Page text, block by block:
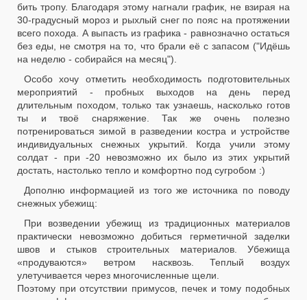
бить тропу. Благодаря этому нагнали график, не взирая на
30-градусный мороз и рыхлый снег по пояс на протяжении
всего похода. А выпасть из графика - равнозначно остаться
без еды, не смотря на то, что брали её с запасом ("Идёшь
на неделю - собирайся на месяц").
Особо хочу отметить необходимость подготовительных
мероприятий - пробных выходов на день перед
длительным походом, только так узнаешь, насколько готов
ты и твоё снаряжение. Так же очень полезно
потренироваться зимой в разведении костра и устройстве
индивидуальных снежных укрытий. Когда учили этому
солдат - при -20 невозможно их было из этих укрытий
достать, настолько тепло и комфортно под сугробом :)
Дополню информацией из того же источника по поводу
снежных убежищ:
При возведении убежищ из традиционных материалов
практически невозможно добиться герметичной заделки
швов и стыков строительных материалов. Убежища
«продуваются» ветром насквозь. Теплый воздух
улетучивается через многочисленные щели.
Поэтому при отсутствии примусов, печек и тому подобных